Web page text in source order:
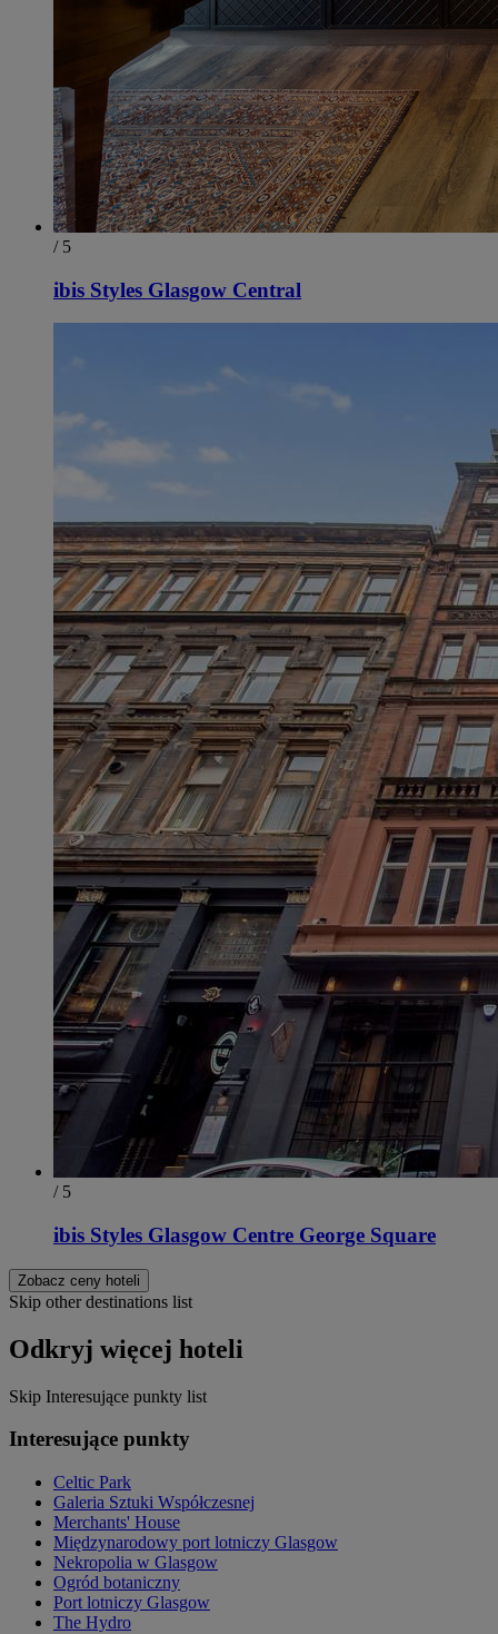
/ 5
ibis Styles Glasgow Central
/ 5
ibis Styles Glasgow Centre George Square
Zobacz ceny hoteli
Skip other destinations list
Odkryj więcej hoteli
Skip Interesujące punkty list
Interesujące punkty
Celtic Park
Galeria Sztuki Współczesnej
Merchants' House
Międzynarodowy port lotniczy Glasgow
Nekropolia w Glasgow
Ogród botaniczny
Port lotniczy Glasgow
The Hydro